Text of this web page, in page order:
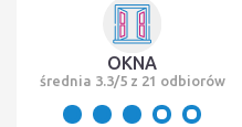
OKNA
średnia 3.3/5 z 21 odbiorów